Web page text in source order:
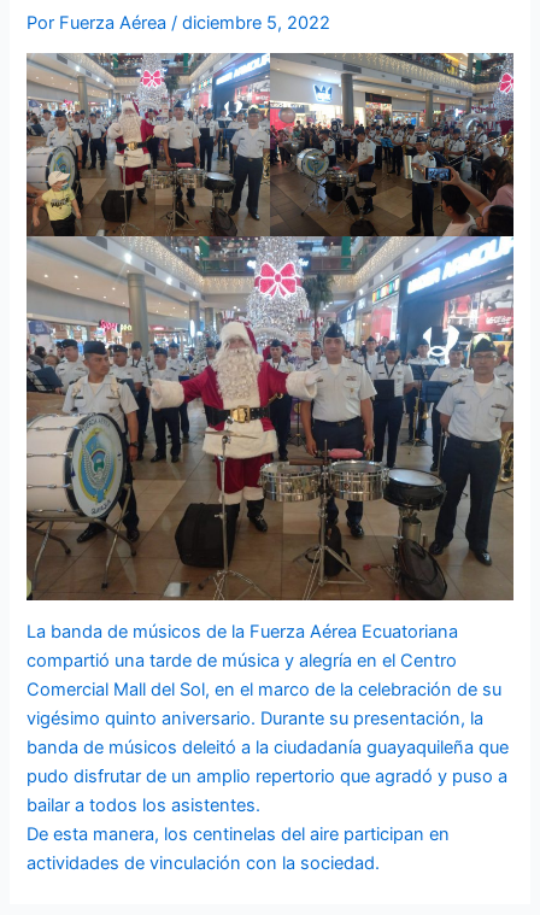
Por Fuerza Aérea/diciembre 5, 2022
La banda de músicos de la Fuerza Aérea Ecuatoriana
compartió una tarde de música y alegría en el Centro
Comercial Mall del Sol, en el marco de la celebración de su
vigésimo quinto aniversario. Durante su presentación, la
banda de músicos deleitó a la ciudadanía guayaquileña que
pudo disfrutar de un amplio repertorio que agradó y puso a
bailar a todos los asistentes.
De esta manera, los centinelas del aire participan en
actividades de vinculación con la sociedad.